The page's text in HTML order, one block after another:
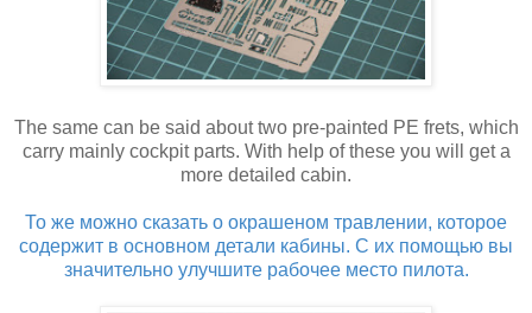
The same can be said about two pre-painted PE frets, which
carry mainly cockpit parts. With help of these you will get a
more detailed cabin.
То же можно сказать о окрашеном травлении, которое
содержит в основном детали кабины. С их помощью вы
значительно улучшите рабочее место пилота.